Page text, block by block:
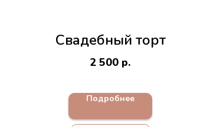
Свадебный торт
2 500 р.
Подробнее